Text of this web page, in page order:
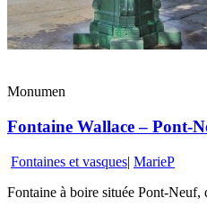
Monumen
Fontaine Wallace – Pont-
Fontaines et vasques| MarieP
Fontaine à boire située Pont-Neuf,